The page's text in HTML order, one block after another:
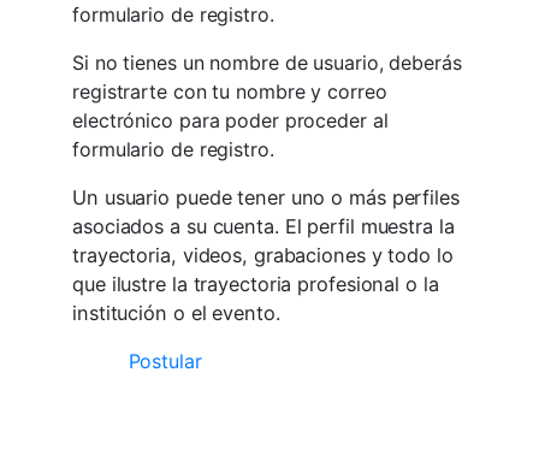
formulario de registro.
Si no tienes un nombre de usuario, deberás
registrarte con tu nombre y correo
electrónico para poder proceder al
formulario de registro.
Un usuario puede tener uno o más perfiles
asociados a su cuenta. El perfil muestra la
trayectoria, videos, grabaciones y todo lo
que ilustre la trayectoria profesional o la
institución o el evento.
Postular